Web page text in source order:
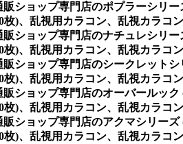
ショップ専門店のポプラーシリー
枚)、乱視用カラコン、乱視カラ
ショップ専門店のナチュレシリー
枚)、乱視用カラコン、乱視カラ
ショップ専門店のシークレットシ
枚)、乱視用カラコン、乱視カラ
ショップ専門店のオーバールック
枚)、乱視用カラコン、乱視カラ
ショップ専門店のアクマシリーズ
枚)、乱視用カラコン、乱視カラ